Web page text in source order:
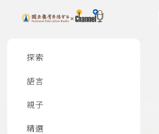
上方功能區塊
探索
語言
親子
精選